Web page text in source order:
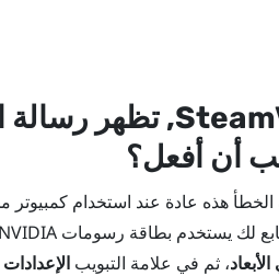
, تظهر رسالة
أن أفعل؟
هذه عادة عند استخدام
لك يستخدم بطاقة رسومات NVIDIA
، ثم في علامة التبويب